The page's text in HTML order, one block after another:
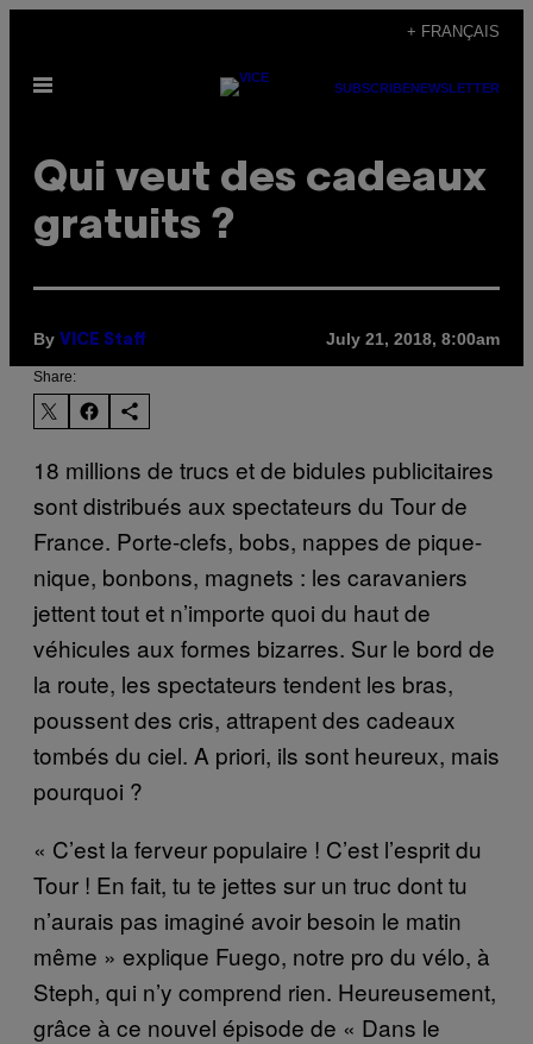
content
+ FRANÇAIS
Open
SUBSCRIBENEWSLETTER
Qui veut des cadeaux
gratuits ?
By VICE Staff July 21, 2018, 8:00am
Share:
18 millions de trucs et de bidules publicitaires
sont distribués aux spectateurs du Tour de
France. Porte-clefs, bobs, nappes de pique-
nique, bonbons, magnets : les caravaniers
jettent tout et n’importe quoi du haut de
véhicules aux formes bizarres. Sur le bord de
la route, les spectateurs tendent les bras,
poussent des cris, attrapent des cadeaux
tombés du ciel. A priori, ils sont heureux, mais
pourquoi ?
« C’est la ferveur populaire ! C’est l’esprit du
Tour ! En fait, tu te jettes sur un truc dont tu
n’aurais pas imaginé avoir besoin le matin
même » explique Fuego, notre pro du vélo, à
Steph, qui n’y comprend rien. Heureusement,
grâce à ce nouvel épisode de « Dans le